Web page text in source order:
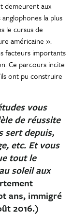
demeurent aux
la plus
le cursus de
américaine ».
facteurs importants
Ce parcours incite
ont pu construire
vous
de réussite
sert depuis,
etc. Et vous
tout le
soleil aux
ans, immigré
2016.)